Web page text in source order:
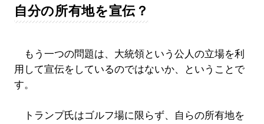
自分の所有地を宣伝？
もう一つの問題は、大統領という公人の立場を利
用して宣伝をしているのではないか、ということで
す。
トランプ氏はゴルフ場に限らず、自らの所有地を